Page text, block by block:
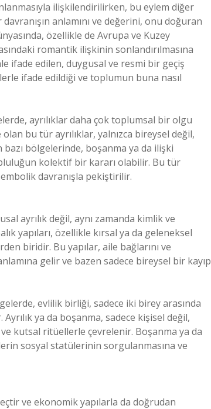
ilişkilendirilirken, bu eylem diğer
anlamını ve değerini, onu doğuran
özellikle de Avrupa ve Kuzey
romantik ilişkinin sonlandırılmasına
ifade edilen, duygusal ve resmi bir geçiş
ifade edildiği ve toplumun buna nasıl
ayrılıklar daha çok toplumsal bir olgu
bu tür ayrılıklar, yalnızca bireysel değil,
bölgelerinde, boşanma ya da ilişki
kolektif bir kararı olabilir. Bu tür
davranışla pekiştirilir.
ayrılık değil, aynı zamanda kimlik ve
yapıları, özellikle kırsal ya da geleneksel
biridir. Bu yapılar, aile bağlarını ve
gelir ve bazen sadece bireysel bir kayıp
evlilik birliği, sadece iki birey arasında
ya da boşanma, sadece kişisel değil,
kutsal ritüellerle çevrelenir. Boşanma ya da
sosyal statülerinin sorgulanmasına ve
ve ekonomik yapılarla da doğrudan